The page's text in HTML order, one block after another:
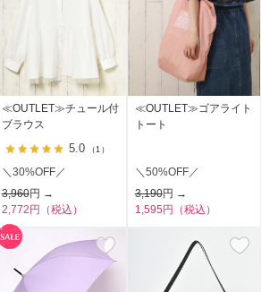
≪OUTLET≫チュール付
ブラウス
5.0 （1）
＼30%OFF／
3,960円 →
2,772円（税込）
≪OUTLET≫ゴアライト
トート
＼50%OFF／
3,190円 →
1,595円（税込）